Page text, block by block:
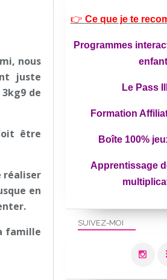
nous
juste
de
être
réaliser
en
famille
SUIVEZ-MOI
👉 Ce que je te
Programmes
Le Pass
Formation
Boîte 100%
Apprentissage